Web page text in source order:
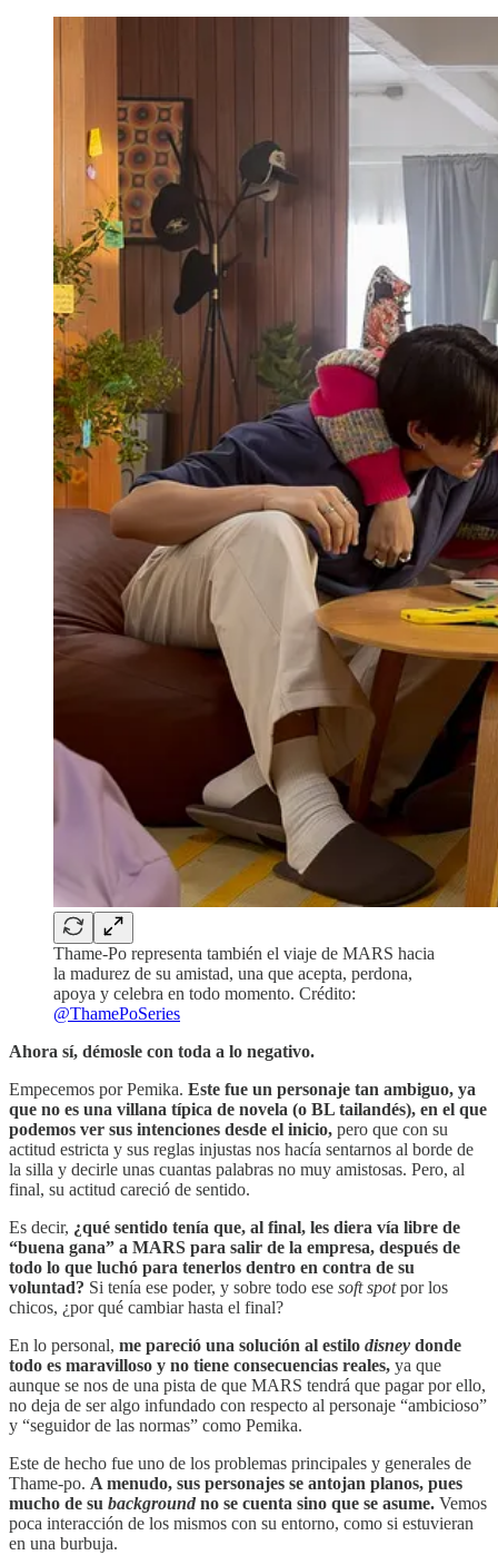
Thame-Po representa también el viaje de MARS hacia
la madurez de su amistad, una que acepta, perdona,
apoya y celebra en todo momento. Crédito:
@ThamePoSeries
Ahora sí, démosle con toda a lo negativo.
Empecemos por Pemika. Este fue un personaje tan ambiguo, ya
que no es una villana típica de novela (o BL tailandés), en el que
podemos ver sus intenciones desde el inicio, pero que con su
actitud estricta y sus reglas injustas nos hacía sentarnos al borde de
la silla y decirle unas cuantas palabras no muy amistosas. Pero, al
final, su actitud careció de sentido.
Es decir, ¿qué sentido tenía que, al final, les diera vía libre de
“buena gana” a MARS para salir de la empresa, después de
todo lo que luchó para tenerlos dentro en contra de su
voluntad? Si tenía ese poder, y sobre todo ese soft spotpor los
chicos, ¿por qué cambiar hasta el final?
En lo personal, me pareció una solución al estilo disney donde
todo es maravilloso y no tiene consecuencias reales, ya que
aunque se nos de una pista de que MARS tendrá que pagar por ello,
no deja de ser algo infundado con respecto al personaje “ambicioso”
y “seguidor de las normas” como Pemika.
Este de hecho fue uno de los problemas principales y generales de
Thame-po. A menudo, sus personajes se antojan planos, pues
mucho de su background no se cuenta sino que se asume. Vemos
poca interacción de los mismos con su entorno, como si estuvieran
en una burbuja.